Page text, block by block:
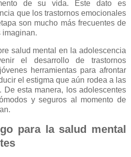
de su vida. Este dato es
que los trastornos emocionales
son mucho más frecuentes de
imaginan.
salud mental en la adolescencia
el desarrollo de trastornos
herramientas para afrontar
el estigma que aún rodea a las
De esta manera, los adolescentes
y seguros al momento de
para la salud mental